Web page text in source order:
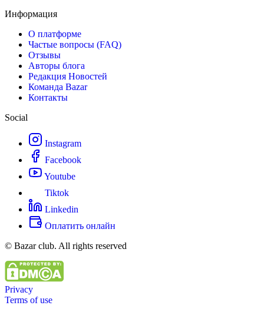
Информация
О платформе
Частые вопросы (FAQ)
Отзывы
Авторы блога
Редакция Новостей
Команда Bazar
Контакты
Social
Instagram
Facebook
Youtube
Tiktok
Linkedin
Оплатить онлайн
© Bazar club. All rights reserved
Privacy
Terms of use